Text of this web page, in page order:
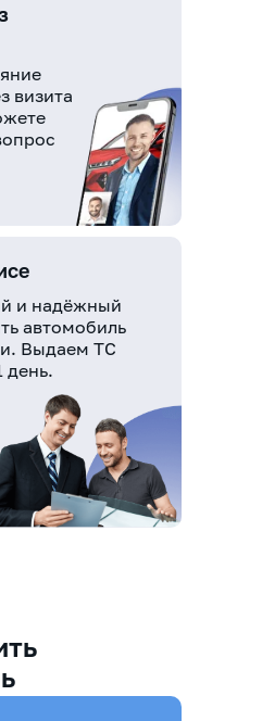
визита
и надёжный
автомобиль
Выдаем ТС
день.